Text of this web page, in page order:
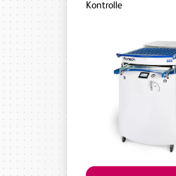
Kontrolle